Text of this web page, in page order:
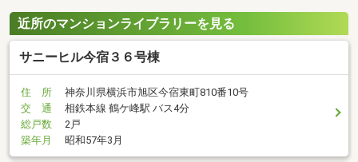
近所のマンションライブラリーを見る
サニーヒル今宿３６号棟
住 所
神奈川県横浜市旭区今宿東町810番10号
交 通
相鉄本線 鶴ケ峰駅 バス4分
総戸数
2戸
築年月
昭和57年3月